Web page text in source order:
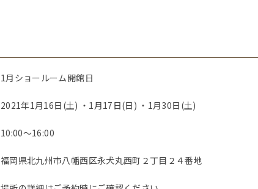
1月ショールーム開館日
2021年1月16日(土) ・1月17日(日) ・1月30日(土)
10:00～16:00
福岡県北九州市八幡西区永犬丸西町２丁目２４番地